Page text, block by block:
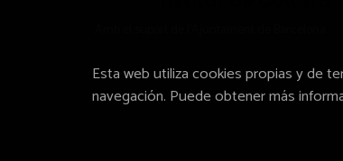
Esta web utiliza cookies propias y de
navegación. Puede obtener más